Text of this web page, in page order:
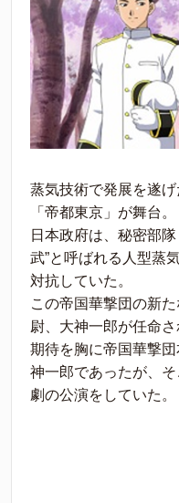
蒸気技術で発展を遂
「帝都東京」が舞台。
日本政府は、秘密部
武”と呼ばれる人型蒸
対抗していた。
この帝国華撃団の新
尉、大神一郎が任命さ
期待を胸に帝国華撃
神一郎であったが、
劇の公演をしていた。